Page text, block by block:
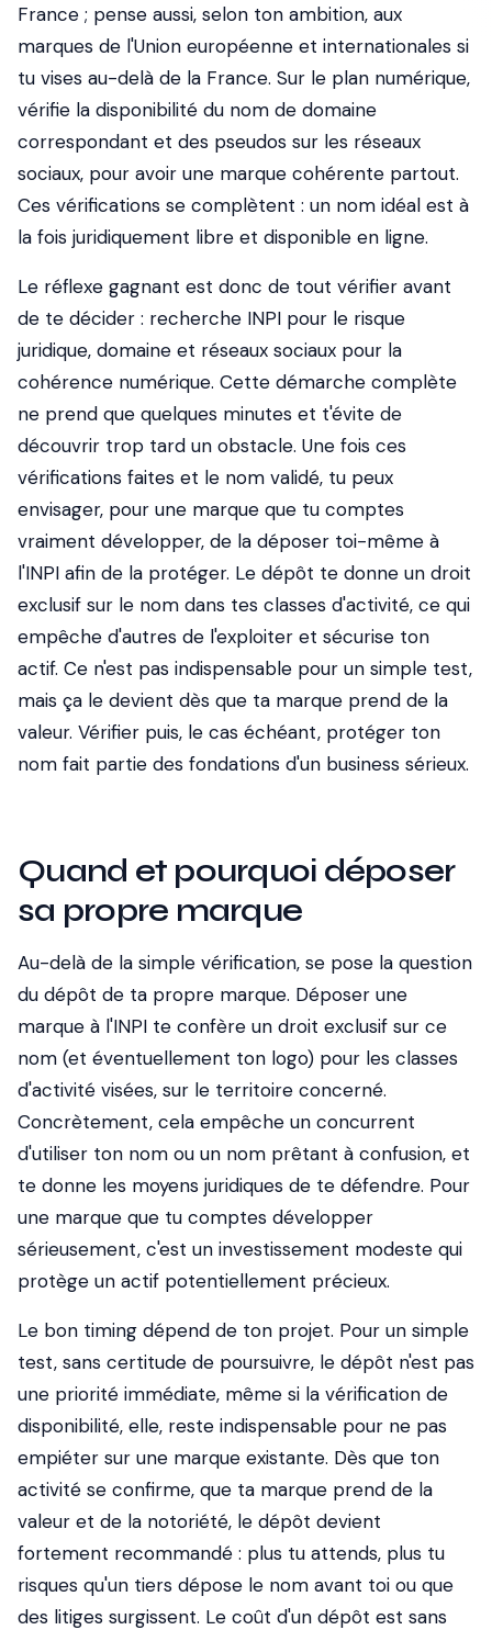
France ; pense aussi, selon ton ambition, aux
marques de l'Union européenne et internationales si
tu vises au-delà de la France. Sur le plan numérique,
vérifie la disponibilité du nom de domaine
correspondant et des pseudos sur les réseaux
sociaux, pour avoir une marque cohérente partout.
Ces vérifications se complètent : un nom idéal est à
la fois juridiquement libre et disponible en ligne.
Le réflexe gagnant est donc de tout vérifier avant
de te décider : recherche INPI pour le risque
juridique, domaine et réseaux sociaux pour la
cohérence numérique. Cette démarche complète
ne prend que quelques minutes et t'évite de
découvrir trop tard un obstacle. Une fois ces
vérifications faites et le nom validé, tu peux
envisager, pour une marque que tu comptes
vraiment développer, de la déposer toi-même à
l'INPI afin de la protéger. Le dépôt te donne un droit
exclusif sur le nom dans tes classes d'activité, ce qui
empêche d'autres de l'exploiter et sécurise ton
actif. Ce n'est pas indispensable pour un simple test,
mais ça le devient dès que ta marque prend de la
valeur. Vérifier puis, le cas échéant, protéger ton
nom fait partie des fondations d'un business sérieux.
Quand et pourquoi déposer
sa propre marque
Au-delà de la simple vérification, se pose la question
du dépôt de ta propre marque. Déposer une
marque à l'INPI te confère un droit exclusif sur ce
nom (et éventuellement ton logo) pour les classes
d'activité visées, sur le territoire concerné.
Concrètement, cela empêche un concurrent
d'utiliser ton nom ou un nom prêtant à confusion, et
te donne les moyens juridiques de te défendre. Pour
une marque que tu comptes développer
sérieusement, c'est un investissement modeste qui
protège un actif potentiellement précieux.
Le bon timing dépend de ton projet. Pour un simple
test, sans certitude de poursuivre, le dépôt n'est pas
une priorité immédiate, même si la vérification de
disponibilité, elle, reste indispensable pour ne pas
empiéter sur une marque existante. Dès que ton
activité se confirme, que ta marque prend de la
valeur et de la notoriété, le dépôt devient
fortement recommandé : plus tu attends, plus tu
risques qu'un tiers dépose le nom avant toi ou que
des litiges surgissent. Le coût d'un dépôt est sans